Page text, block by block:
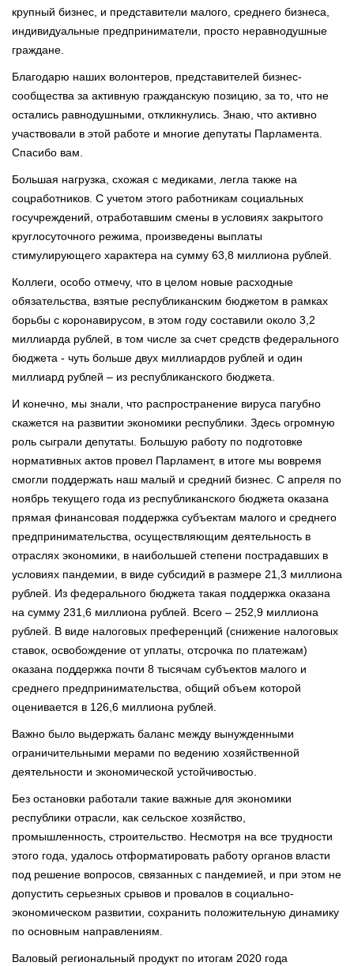
крупный бизнес, и представители малого, среднего бизнеса,
индивидуальные предприниматели, просто неравнодушные
граждане.
Благодарю наших волонтеров, представителей бизнес-
сообщества за активную гражданскую позицию, за то, что не
остались равнодушными, откликнулись. Знаю, что активно
участвовали в этой работе и многие депутаты Парламента.
Спасибо вам.
Большая нагрузка, схожая с медиками, легла также на
соцработников. С учетом этого работникам социальных
госучреждений, отработавшим смены в условиях закрытого
круглосуточного режима, произведены выплаты
стимулирующего характера на сумму 63,8 миллиона рублей.
Коллеги, особо отмечу, что в целом новые расходные
обязательства, взятые республиканским бюджетом в рамках
борьбы с коронавирусом, в этом году составили около 3,2
миллиарда рублей, в том числе за счет средств федерального
бюджета - чуть больше двух миллиардов рублей и один
миллиард рублей – из республиканского бюджета.
И конечно, мы знали, что распространение вируса пагубно
скажется на развитии экономики республики. Здесь огромную
роль сыграли депутаты. Большую работу по подготовке
нормативных актов провел Парламент, в итоге мы вовремя
смогли поддержать наш малый и средний бизнес. С апреля по
ноябрь текущего года из республиканского бюджета оказана
прямая финансовая поддержка субъектам малого и среднего
предпринимательства, осуществляющим деятельность в
отраслях экономики, в наибольшей степени пострадавших в
условиях пандемии, в виде субсидий в размере 21,3 миллиона
рублей. Из федерального бюджета такая поддержка оказана
на сумму 231,6 миллиона рублей. Всего – 252,9 миллиона
рублей. В виде налоговых преференций (снижение налоговых
ставок, освобождение от уплаты, отсрочка по платежам)
оказана поддержка почти 8 тысячам субъектов малого и
среднего предпринимательства, общий объем которой
оценивается в 126,6 миллиона рублей.
Важно было выдержать баланс между вынужденными
ограничительными мерами по ведению хозяйственной
деятельности и экономической устойчивостью.
Без остановки работали такие важные для экономики
республики отрасли, как сельское хозяйство,
промышленность, строительство. Несмотря на все трудности
этого года, удалось отформатировать работу органов власти
под решение вопросов, связанных с пандемией, и при этом не
допустить серьезных срывов и провалов в социально-
экономическом развитии, сохранить положительную динамику
по основным направлениям.
Валовый региональный продукт по итогам 2020 года